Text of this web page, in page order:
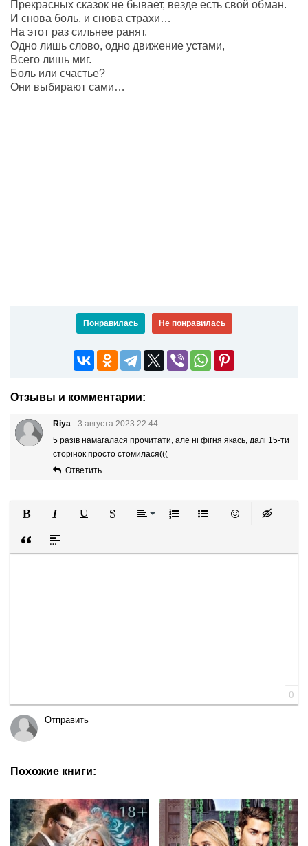
Прекрасных сказок не бывает, везде есть свой обман.
И снова боль, и снова страхи…
На этот раз сильнее ранят.
Одно лишь слово, одно движение устами,
Всего лишь миг.
Боль или счастье?
Они выбирают сами…
Понравилась Не понравилась
Отзывы и комментарии:
Riya
3 августа 2023 22:44
5 разів намагалася прочитати, але ні фігня якась, далі 15-ти
сторінок просто стомилася(((
Ответить
Вставка цитаты
Вставка спойлера
0
Отправить
Похожие книги: